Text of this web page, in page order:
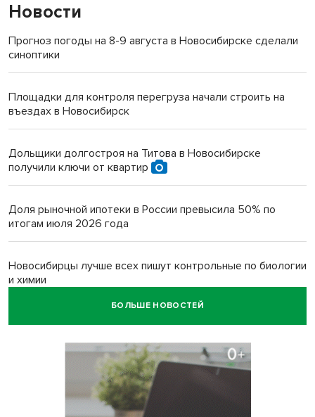
Новости
Прогноз погоды на 8-9 августа в Новосибирске сделали
синоптики
Площадки для контроля перегруза начали строить на
въездах в Новосибирск
Дольщики долгостроя на Титова в Новосибирске
получили ключи от квартир
Доля рыночной ипотеки в России превысила 50% по
итогам июля 2026 года
Новосибирцы лучше всех пишут контрольные по биологии
и химии
БОЛЬШЕ НОВОСТЕЙ